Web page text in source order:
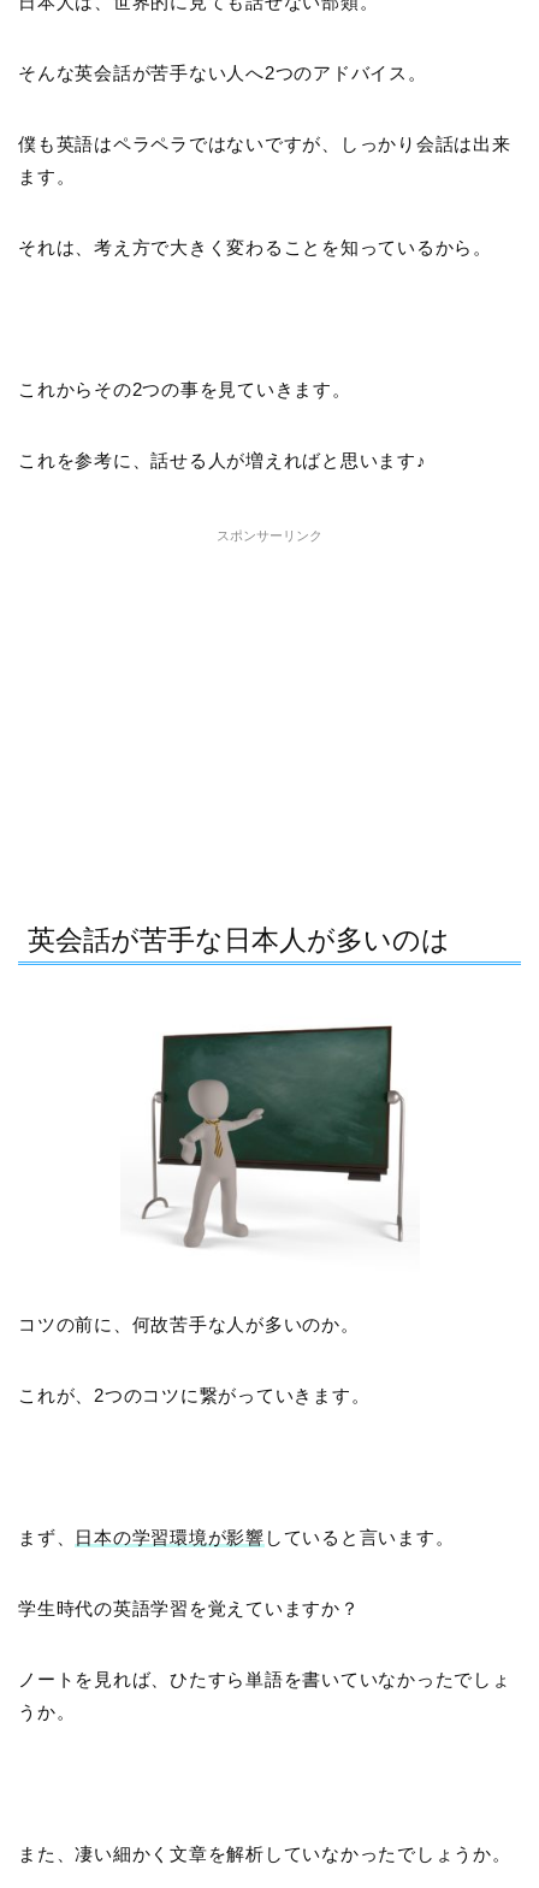
そんな英会話が苦手ない人へ2つのアドバイス。
僕も英語はペラペラではないですが、しっかり会話は出来
ます。
それは、考え方で大きく変わることを知っているから。
これからその2つの事を見ていきます。
これを参考に、話せる人が増えればと思います♪
スポンサーリンク
英会話が苦手な日本人が多いのは
コツの前に、何故苦手な人が多いのか。
これが、2つのコツに繋がっていきます。
まず、 日本の学習環境が影響 していると言います。
学生時代の英語学習を覚えていますか？
ノートを見れば、ひたすら単語を書いていなかったでしょ
うか。
また、凄い細かく文章を解析していなかったでしょうか。